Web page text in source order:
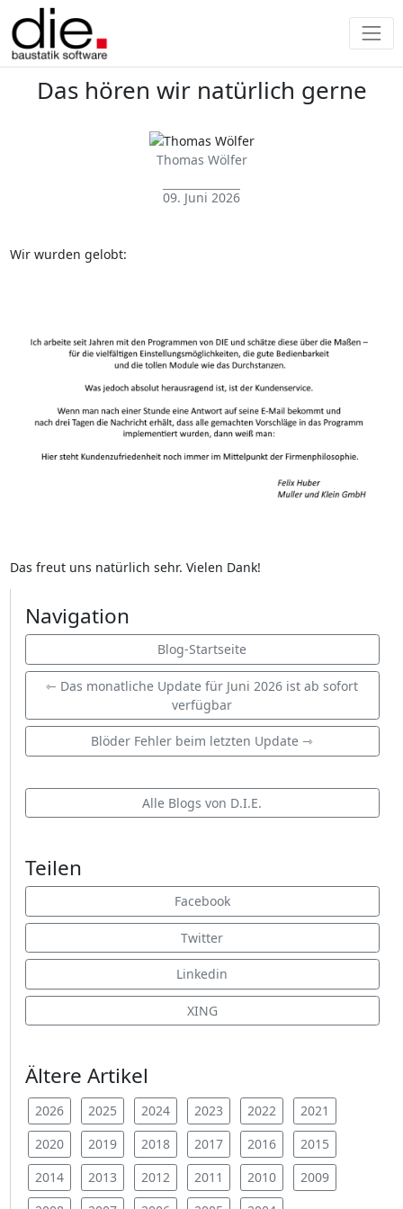
Das hören wir natürlich gerne
Thomas Wölfer
09. Juni 2026
Wir wurden gelobt:
Das freut uns natürlich sehr. Vielen Dank!
Navigation
Blog-Startseite
⇽ Das monatliche Update für Juni 2026 ist ab sofort
verfügbar
Blöder Fehler beim letzten Update ⇾
Alle Blogs von D.I.E.
Teilen
Facebook
Twitter
Linkedin
XING
Ältere Artikel
2026 2025 2024 2023 2022
2021
2020
2019 2018 2017 2016
2015
2014
2013 2012 2011 2010
2009